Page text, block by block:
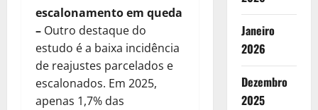
escalonamento em queda
– Outro destaque do
estudo é a baixa incidência
de reajustes parcelados e
escalonados. Em 2025,
apenas 1,7% das
Janeiro
2026
Dezembro
2025